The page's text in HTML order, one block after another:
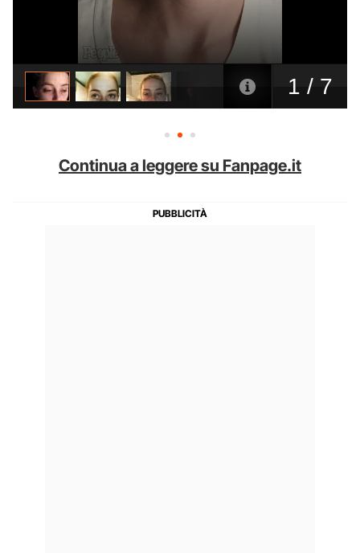
Continua a leggere su Fanpage.it